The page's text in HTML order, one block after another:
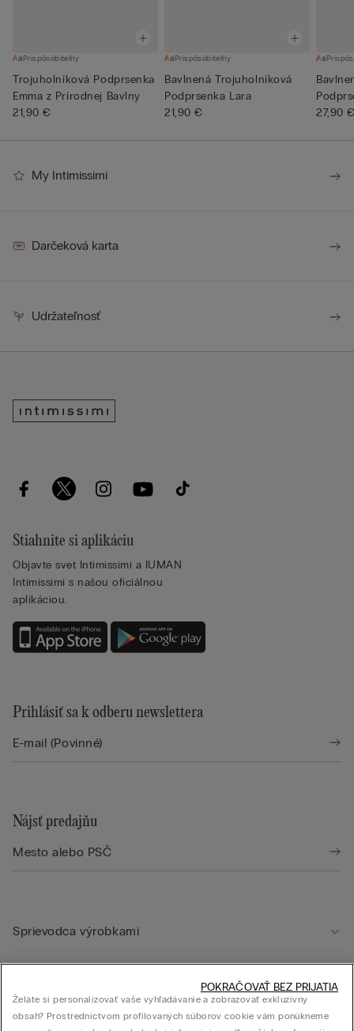
Prispôsobiteľný
Trojuholníková Podprsenka
Emma z Prírodnej Bavlny
21,90 €
Prispôsobiteľný
Bavlnená Trojuholníková
Podprsenka Lara
21,90 €
27,90
My Intimissimi
Darčeková karta
Udržateľnosť
Stiahnite si aplikáciu
Objavte svet Intimissimi a IUMAN
Intimissimi s našou oficiálnou
aplikáciou.
Prihlásiť sa k odberu newslettera
Nájsť predajňu
Sprievodca výrobkami
Právna oblasť
Želáte si personalizovať vaše vyhľadávanie a zobrazovať exkluzívny
obsah? Prostredníctvom profilovaných súborov cookie vám ponúkneme
POKRAČOVAŤ BEZ PRIJATIA